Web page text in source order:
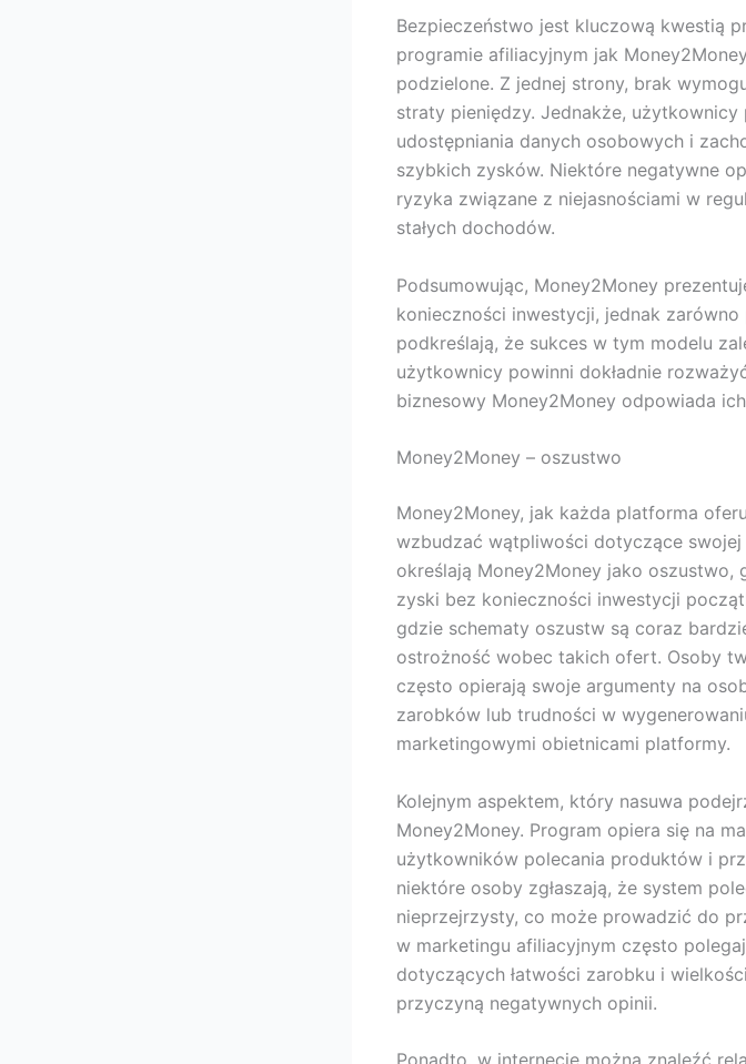
Bezpieczeństwo jest kluczową kwestią
programie afiliacyjnym jak
podzielone. Z jednej strony, brak
straty pieniędzy. Jednakże,
udostępniania danych osobowych i
szybkich zysków. Niektóre negatywne
ryzyka związane z niejasnościami w
stałych dochodów.
Podsumowując, Money2Money
konieczności inwestycji, jednak
podkreślają, że sukces w tym modelu
użytkownicy powinni dokładnie
biznesowy Money2Money odpowiada
Money2Money – oszustwo
Money2Money, jak każda platforma
wzbudzać wątpliwości dotyczące swojej
określają Money2Money jako oszustwo,
zyski bez konieczności inwestycji
gdzie schematy oszustw są coraz
ostrożność wobec takich ofert. Osoby
często opierają swoje argumenty na
zarobków lub trudności w
marketingowymi obietnicami platformy.
Kolejnym aspektem, który nasuwa
Money2Money. Program opiera się na
użytkowników polecania produktów i
niektóre osoby zgłaszają, że system
nieprzejrzysty, co może prowadzić do
w marketingu afiliacyjnym często
dotyczących łatwości zarobku i
przyczyną negatywnych opinii.